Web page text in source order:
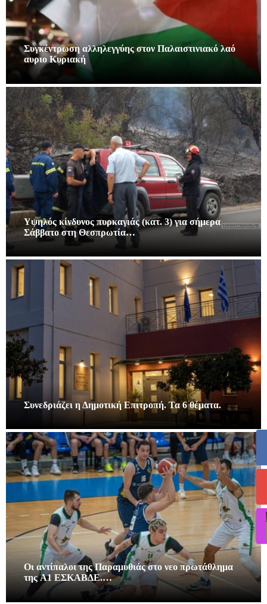
Συγκέντρωση αλληλεγγύης στον Παλαιστινιακό λαό
αυριο Κυριακή
Υψηλός κίνδυνος πυρκαγιάς (κατ. 3) για σήμερα
Σάββατο στη Θεσπρωτία…
Συνεδριάζει η Δημοτική Επιτροπή. Τα 6 θέματα.
Οι αντίπαλοι της Παραμυθιάς στο νεο πρωτάθλημα
της A1 ΕΣΚΑΒΔΕ.…